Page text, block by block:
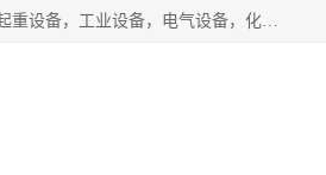
工厂拆除,化工厂拆除,电子厂拆除回收范围；机械设备，机电设备，电力设备，冷冻设备，起重设备，工业设备，电气设备，化工设备，木工设备，纺织设备，印染设备，水洗设备，电力物资，废旧金属，废旧物资，二手锅炉，二手电梯。